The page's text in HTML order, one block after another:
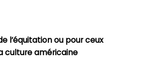
l’équitation ou pour ceux
culture américaine